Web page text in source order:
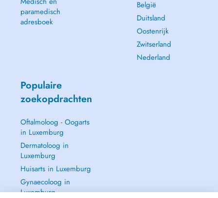
paramedisch
adresboek
België
Duitsland
Oostenrijk
Zwitserland
Nederland
Populaire
zoekopdrachten
Oftalmoloog - Oogarts
in Luxemburg
Dermatoloog in
Luxemburg
Huisarts in Luxemburg
Gynaecoloog in
Luxemburg